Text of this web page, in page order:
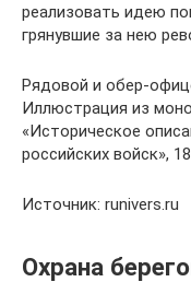
реализовать идею
грянувшие за нею
Рядовой и обер-
Иллюстрация из
«Историческое
российских войск»,
Источник: runivers.ru
Охрана